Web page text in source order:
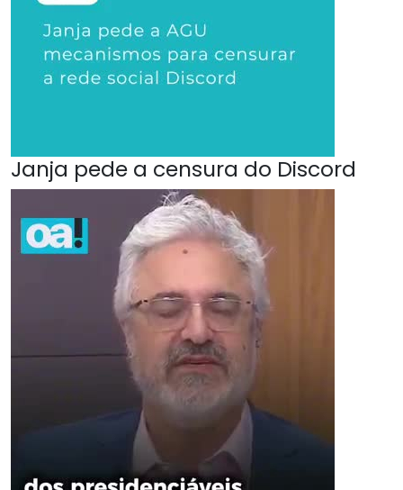
Janja pede a censura do Discord